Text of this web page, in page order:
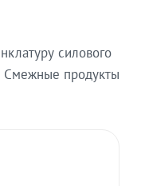
силового
Смежные продукты